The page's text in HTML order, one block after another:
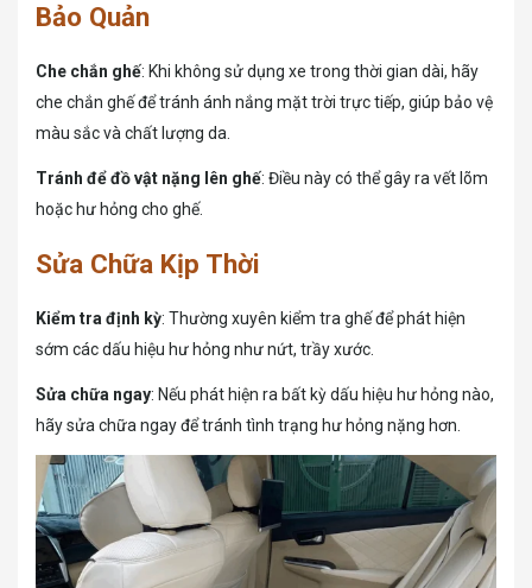
Bảo Quản
Che chắn ghế: Khi không sử dụng xe trong thời gian dài, hãy
che chắn ghế để tránh ánh nắng mặt trời trực tiếp, giúp bảo vệ
màu sắc và chất lượng da.
Tránh để đồ vật nặng lên ghế: Điều này có thể gây ra vết lõm
hoặc hư hỏng cho ghế.
Sửa Chữa Kịp Thời
Kiểm tra định kỳ: Thường xuyên kiểm tra ghế để phát hiện
sớm các dấu hiệu hư hỏng như nứt, trầy xước.
Sửa chữa ngay: Nếu phát hiện ra bất kỳ dấu hiệu hư hỏng nào,
hãy sửa chữa ngay để tránh tình trạng hư hỏng nặng hơn.